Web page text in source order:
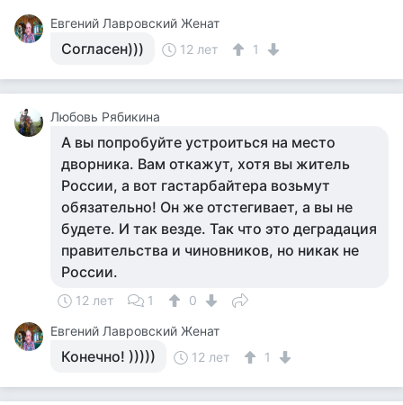
Евгений Лавровский Женат
Согласен))) 12 лет 1
Любовь Рябикина
А вы попробуйте устроиться на место
дворника. Вам откажут, хотя вы житель
России, а вот гастарбайтера возьмут
обязательно! Он же отстегивает, а вы не
будете. И так везде. Так что это деградация
правительства и чиновников, но никак не
России.
12 лет 1
0
Евгений Лавровский Женат
Конечно! ))))) 12 лет 1